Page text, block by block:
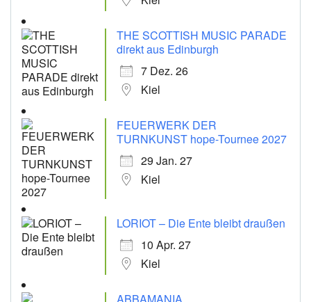
THE SCOTTISH MUSIC PARADE
direkt aus Edinburgh
7 Dez. 26
Kiel
FEUERWERK DER
TURNKUNST hope-Tournee 2027
29 Jan. 27
Kiel
LORIOT – Die Ente bleibt draußen
10 Apr. 27
Kiel